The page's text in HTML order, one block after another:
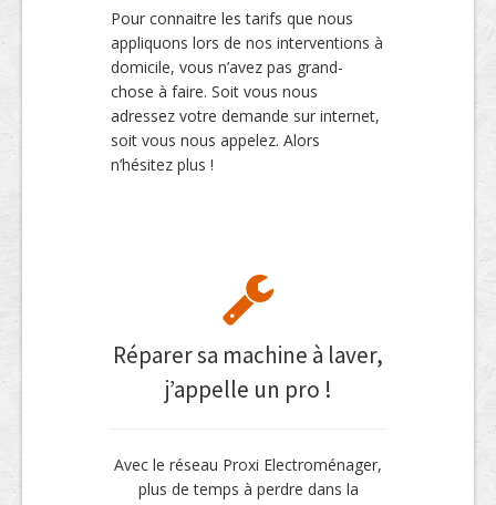
Pour connaitre les tarifs que nous
appliquons lors de nos interventions à
domicile, vous n’avez pas grand-
chose à faire. Soit vous nous
adressez votre demande sur internet,
soit vous nous appelez. Alors
n’hésitez plus !
Réparer sa machine à laver,
j’appelle un pro !
Avec le réseau Proxi Electroménager,
plus de temps à perdre dans la